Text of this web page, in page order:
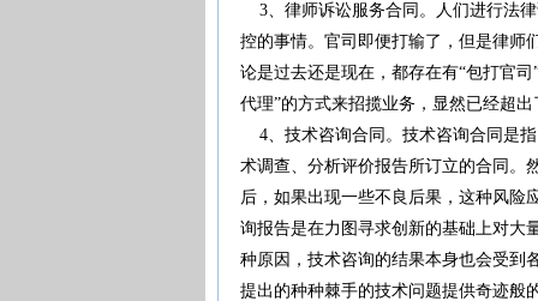
3、律师诉讼服务合同。人们进行法
控的事情。官司即便打输了，但是律师
论是过去还是现在，都存在有“包打官
代理”的方式来招揽业务，显然已经超
4、技术咨询合同。技术咨询合同是
术调查、分析评价报告所订立的合同。
后，如果出现一些不良后果，这种风险
询报告是在力图寻求创新的基础上对大
种原因，技术咨询的结果本身也会受到
提出的种种棘手的技术问题提供奇迹般